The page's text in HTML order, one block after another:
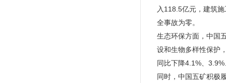
入118.5亿元，建筑
全事故为零。
生态环保方面，中国
设和生物多样性保护
同比下降4.1%、
同时，中国五矿积极